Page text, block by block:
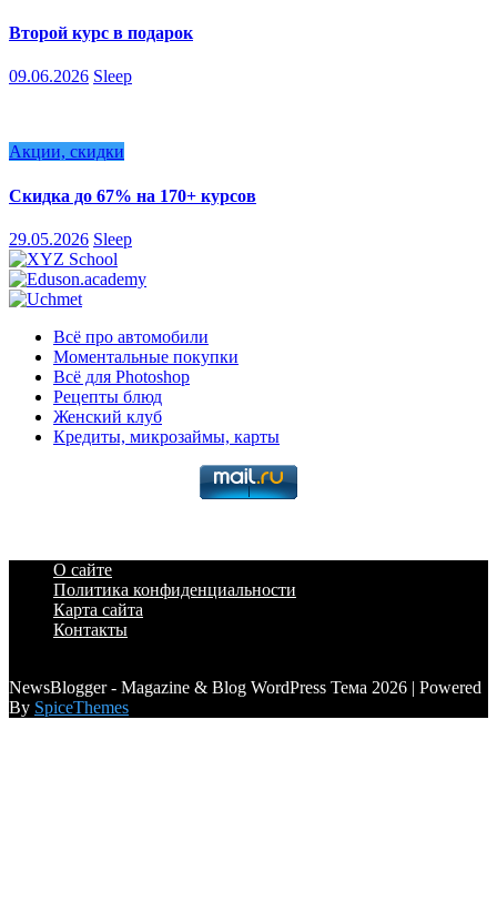
Второй курс в подарок
09.06.2026 Sleep
Акции, скидки
Скидка до 67% на 170+ курсов
29.05.2026 Sleep
Всё про автомобили
Моментальные покупки
Всё для Photoshop
Рецепты блюд
Женский клуб
Кредиты, микрозаймы, карты
О сайте
Политика конфиденциальности
Карта сайта
Контакты
NewsBlogger - Magazine & Blog WordPress Тема 2026 | Powered
By SpiceThemes